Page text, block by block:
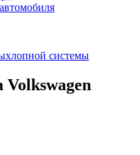
системы
Volkswagen